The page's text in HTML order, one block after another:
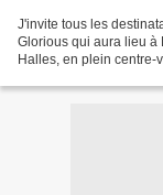
J'invite tous les
Glorious qui aura lieu à
Halles, en plein centre-